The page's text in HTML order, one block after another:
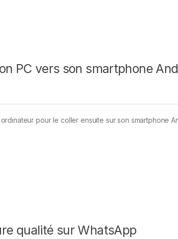
PC vers son smartphone
pour le coller ensuite sur son smartphone
qualité sur WhatsApp